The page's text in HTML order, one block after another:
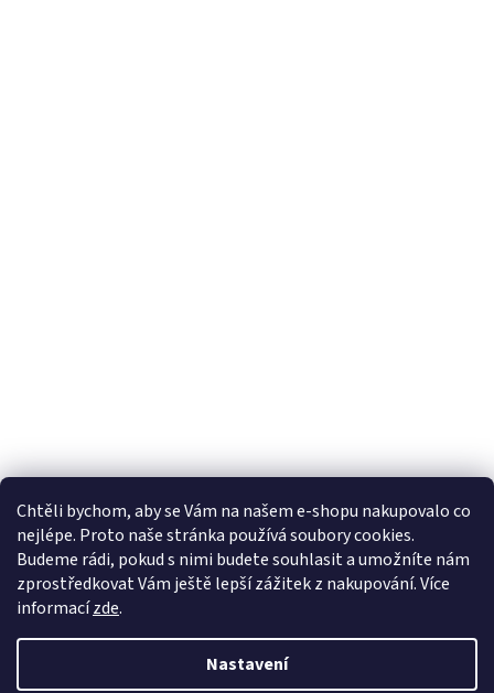
Chtěli bychom, aby se Vám na našem e-shopu nakupovalo co
nejlépe. Proto naše stránka používá soubory cookies.
Budeme rádi, pokud s nimi budete souhlasit a umožníte nám
zprostředkovat Vám ještě lepší zážitek z nakupování.Více
informacízde.
Nastavení
Vytvořil Shoptet